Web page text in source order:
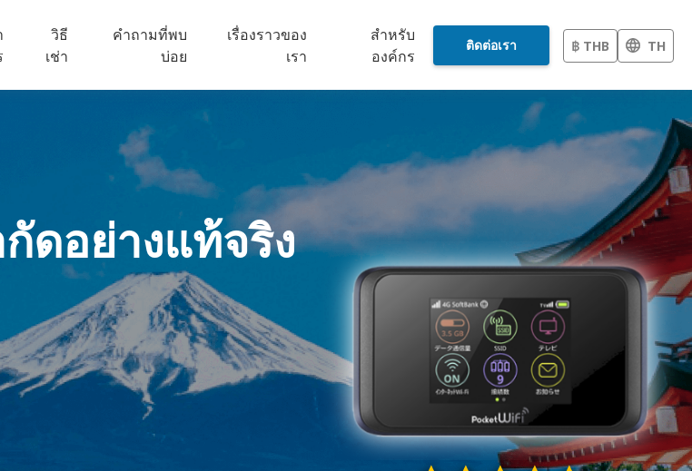
วิธี
เช่า
คำถามที่พบ
บ่อย
เรื่องราวของ
เรา
สำหรับ
องค์กร
ติดต่อเรา ฿ THB TH
ดอย่างแท้จริง